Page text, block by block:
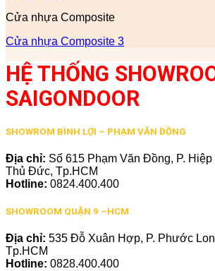
Cửa nhựa Composite
Cửa nhựa Composite 3
HỆ THỐNG
SAIGONDOOR
SHOWROM BÌNH LỢI – PHẠM VĂN ĐỒNG
Địa chỉ: Số 615 Phạm Văn Đồng, P.
Thủ Đức, Tp.HCM
Hotline: 0824.400.400
SHOWROOM QUẬN 9 –HCM
Địa chỉ: 535 Đỗ Xuân Hợp, P. Phước
Tp.HCM
Hotline: 0828.400.400